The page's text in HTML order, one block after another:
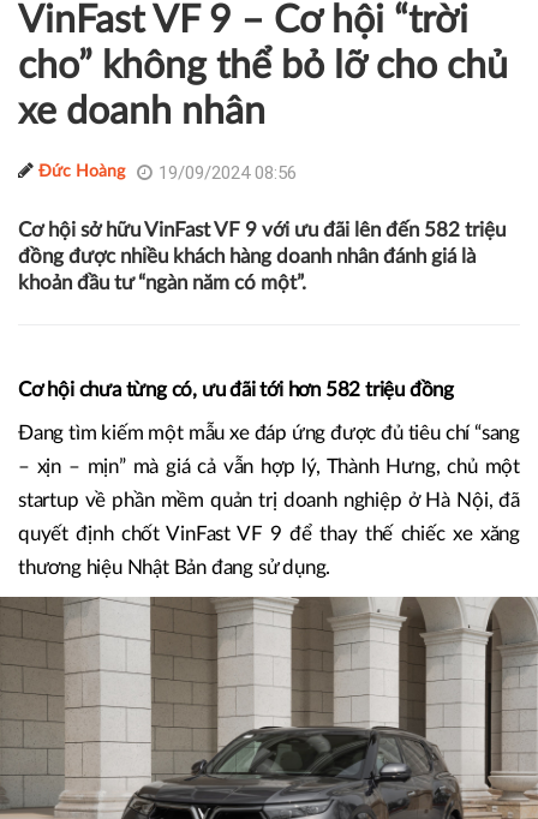
VinFast VF 9 – Cơ hội “trời
cho” không thể bỏ lỡ cho chủ
xe doanh nhân
Đức Hoàng 19/09/2024 08:56
Cơ hội sở hữu VinFast VF 9 với ưu đãi lên đến 582 triệu
đồng được nhiều khách hàng doanh nhân đánh giá là
khoản đầu tư “ngàn năm có một”.
Cơ hội chưa từng có, ưu đãi tới hơn 582 triệu đồng
Đang tìm kiếm một mẫu xe đáp ứng được đủ tiêu chí “sang
– xịn – mịn” mà giá cả vẫn hợp lý, Thành Hưng, chủ một
startup về phần mềm quản trị doanh nghiệp ở Hà Nội, đã
quyết định chốt VinFast VF 9 để thay thế chiếc xe xăng
thương hiệu Nhật Bản đang sử dụng.